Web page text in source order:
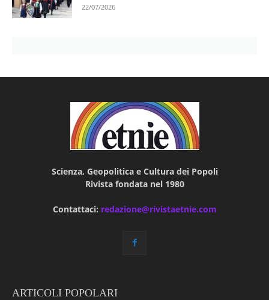
22/07/2026
Scienza, Geopolitica e Cultura dei Popoli
Rivista fondata nel 1980
Contattaci: redazione@rivistaetnie.com
ARTICOLI POPOLARI